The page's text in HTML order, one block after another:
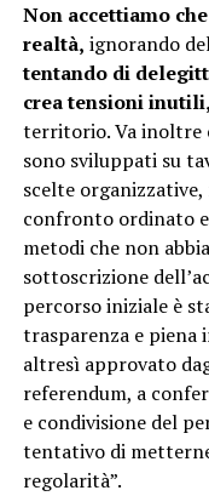
Non accettiamo
realtà, ignorando
tentando di
crea tensioni inutili,
territorio. Va inoltre
sono sviluppati su
scelte
confronto ordinato
metodi che non
sottoscrizione
percorso iniziale è
trasparenza e piena
altresì approvato
referendum, a
e condivisione del
tentativo di
regolarità”.